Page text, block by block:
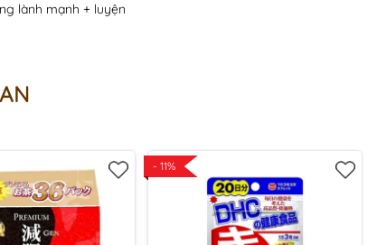
lành mạnh + luyện
- 11%